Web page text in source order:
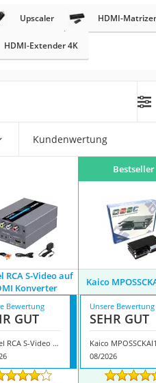
Upscaler HDMI-
HDMI-Extender 4K
Kundenwertung
Bestseller
RCA S-Video auf
Konverter
Kaico
Bewertung
GUT
Easycel RCA S-Video auf HDMI Konverter
Unsere Bewertung
SEHR GUT
Kaico
08/2026